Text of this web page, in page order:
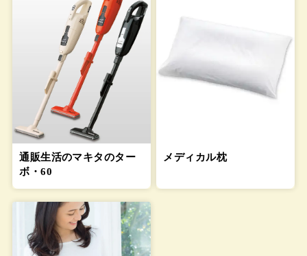
通販生活のマキタのター
ボ・60
メディカル枕